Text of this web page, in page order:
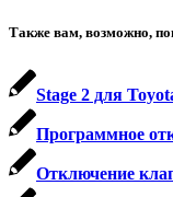
Также вам, возможно,
Stage 2 для
Программное
Отключение